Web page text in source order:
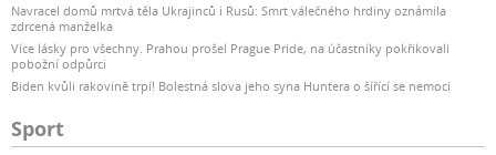
Navracel domů mrtvá těla Ukrajinců i Rusů: Smrt válečného hrdiny oznámila
zdrcená manželka
Více lásky pro všechny. Prahou prošel Prague Pride, na účastníky pokřikovali
pobožní odpůrci
Biden kvůli rakovině trpí! Bolestná slova jeho syna Huntera o šířící se nemoci
Sport